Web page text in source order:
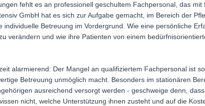
fehlt es an professionell geschultem Fachpersonal, das
GmbH hat es sich zur Aufgabe gemacht, im Bereich der
individuelle Betreuung im Vordergrund. Wie eine persönliche
verändern und wie ihre Patienten von einem
alarmierend: Der Mangel an qualifiziertem Fachpersonal ist
Betreuung unmöglich macht. Besonders im stationären
ausreichend versorgt werden - geschweige denn,
nicht, welche Unterstützung ihnen zusteht und auf die